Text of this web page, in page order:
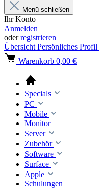
Menü schließen
Ihr Konto
Anmelden
oderregistrieren
Übersicht Persönliches Profil
Warenkorb 0,00 €
Specials
PC
Mobile
Monitor
Server
Zubehör
Software
Surface
Apple
Schulungen